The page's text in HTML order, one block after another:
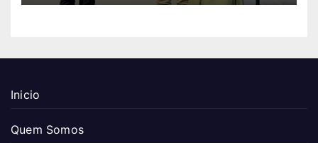
Inicio
Quem Somos